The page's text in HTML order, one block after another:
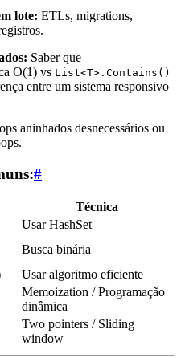
lote: ETLs, migrations,
Saber que
O(1) vs List<T>.Contains()
entre um sistema responsivo
aninhados desnecessários ou
#
Técnica
Usar HashSet
Busca binária
Usar algoritmo eficiente
Memoization / Programação
dinâmica
Two pointers / Sliding
window